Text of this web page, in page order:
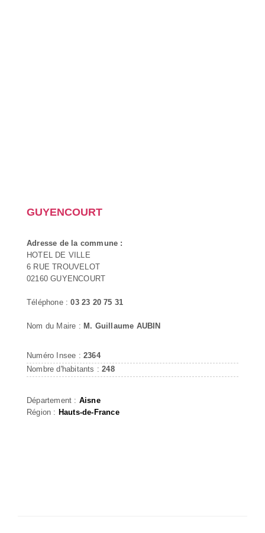
GUYENCOURT
Adresse de la commune :
HOTEL DE VILLE
6 RUE TROUVELOT
02160 GUYENCOURT
Téléphone :03 23 20 75 31
Nom du Maire : M. Guillaume AUBIN
Numéro Insee : 2364
Nombre d'habitants :248
Département : Aisne
Région : Hauts-de-France